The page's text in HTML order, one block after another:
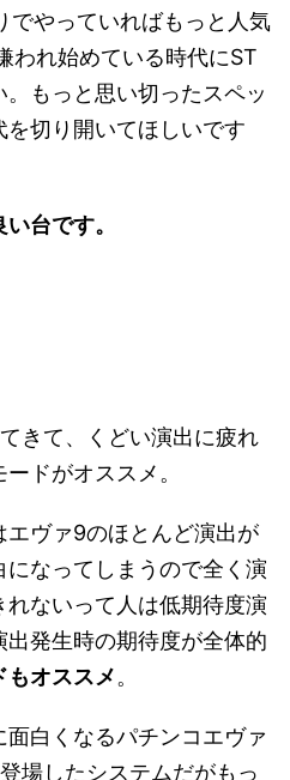
でやっていればもっと人気
われ始めている時代にST
もっと思い切ったスペッ
切り開いてほしいです
台です。
きて、くどい演出に疲れ
ドがオススメ。
ヴァ9のほとんど演出が
なってしまうので全く演
ないって人は低期待度演
発生時の期待度が全体的
もオススメ。
白くなるパチンコエヴァ
場したシステムだがもっ